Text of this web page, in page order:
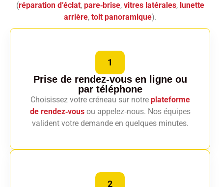
(réparation d’éclat, pare‑brise, vitres latérales, lunette
arrière, toit panoramique).
1
Prise de rendez-vous en ligne ou
par téléphone
Choisissez votre créneau sur notre plateforme
de rendez‑vousou appelez‑nous. Nos équipes
valident votre demande en quelques minutes.
2